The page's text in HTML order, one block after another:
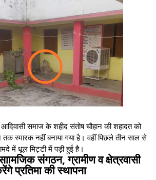
समाज के शहीद संतोष चौहान की शहादत को
स्मारक नहीं बनाया गया है। वहीं पिछले तीन साल से
में धूल मिट्टी में पड़ी हुई है।
संगठन, ग्रामीण व क्षेत्रवासी
प्रतिमा की स्थापना